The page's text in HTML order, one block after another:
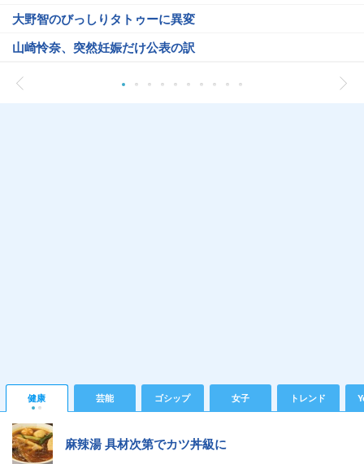
大野智のびっしりタトゥーに異変
山崎怜奈、突然妊娠だけ公表の訳
健康 芸能 ゴシップ 女子 トレンド
麻辣湯 具材次第でカツ丼級に